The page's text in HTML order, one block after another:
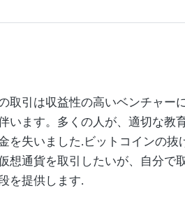
取引は収益性の高いベンチャー
います。多くの人が、適切な教
を失いました.ビットコインの抜
想通貨を取引したいが、自分で
を提供します.